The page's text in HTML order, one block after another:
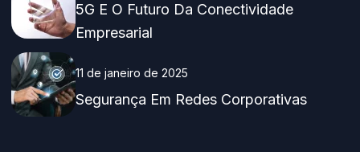
5G E O Futuro Da Conectividade
Empresarial
11 de janeiro de 2025
Segurança Em Redes Corporativas